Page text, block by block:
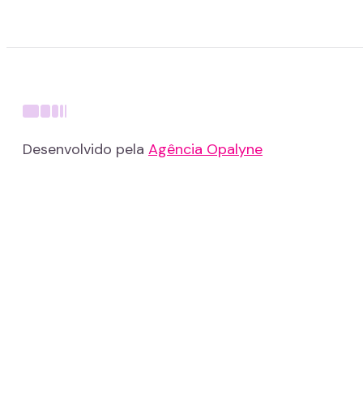
Desenvolvido pela Agência Opalyne